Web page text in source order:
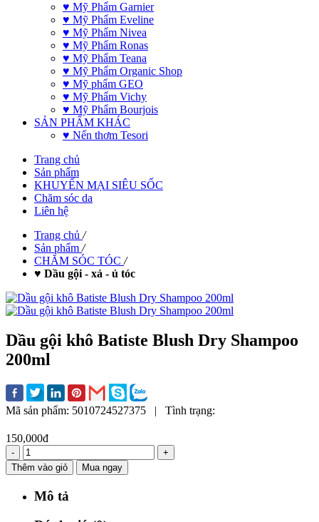
♥ Mỹ Phẩm Garnier
♥ Mỹ Phẩm Eveline
♥ Mỹ Phẩm Nivea
♥ Mỹ Phẩm Ronas
♥ Mỹ Phẩm Teana
♥ Mỹ Phẩm Organic Shop
♥ Mỹ phẩm GEO
♥ Mỹ Phẩm Vichy
♥ Mỹ Phẩm Bourjois
SẢN PHẨM KHÁC
♥ Nến thơm Tesori
Trang chủ
Sản phẩm
KHUYẾN MẠI SIÊU SỐC
Chăm sóc da
Liên hệ
Trang chủ /
Sản phẩm /
CHĂM SÓC TÓC /
♥ Dầu gội - xả - ủ tóc
Dầu gội khô Batiste Blush Dry Shampoo
200ml
Mã sản phẩm: 5010724527375 | Tình trạng:
150,000đ
-
+
Thêm vào giỏ
Mua ngay
Mô tả